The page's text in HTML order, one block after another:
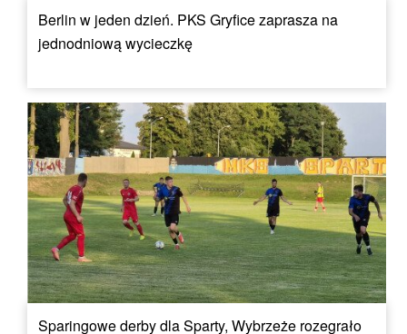
Berlin w jeden dzień. PKS Gryfice zaprasza na
jednodniową wycieczkę
Sparingowe derby dla Sparty, Wybrzeże rozegrało